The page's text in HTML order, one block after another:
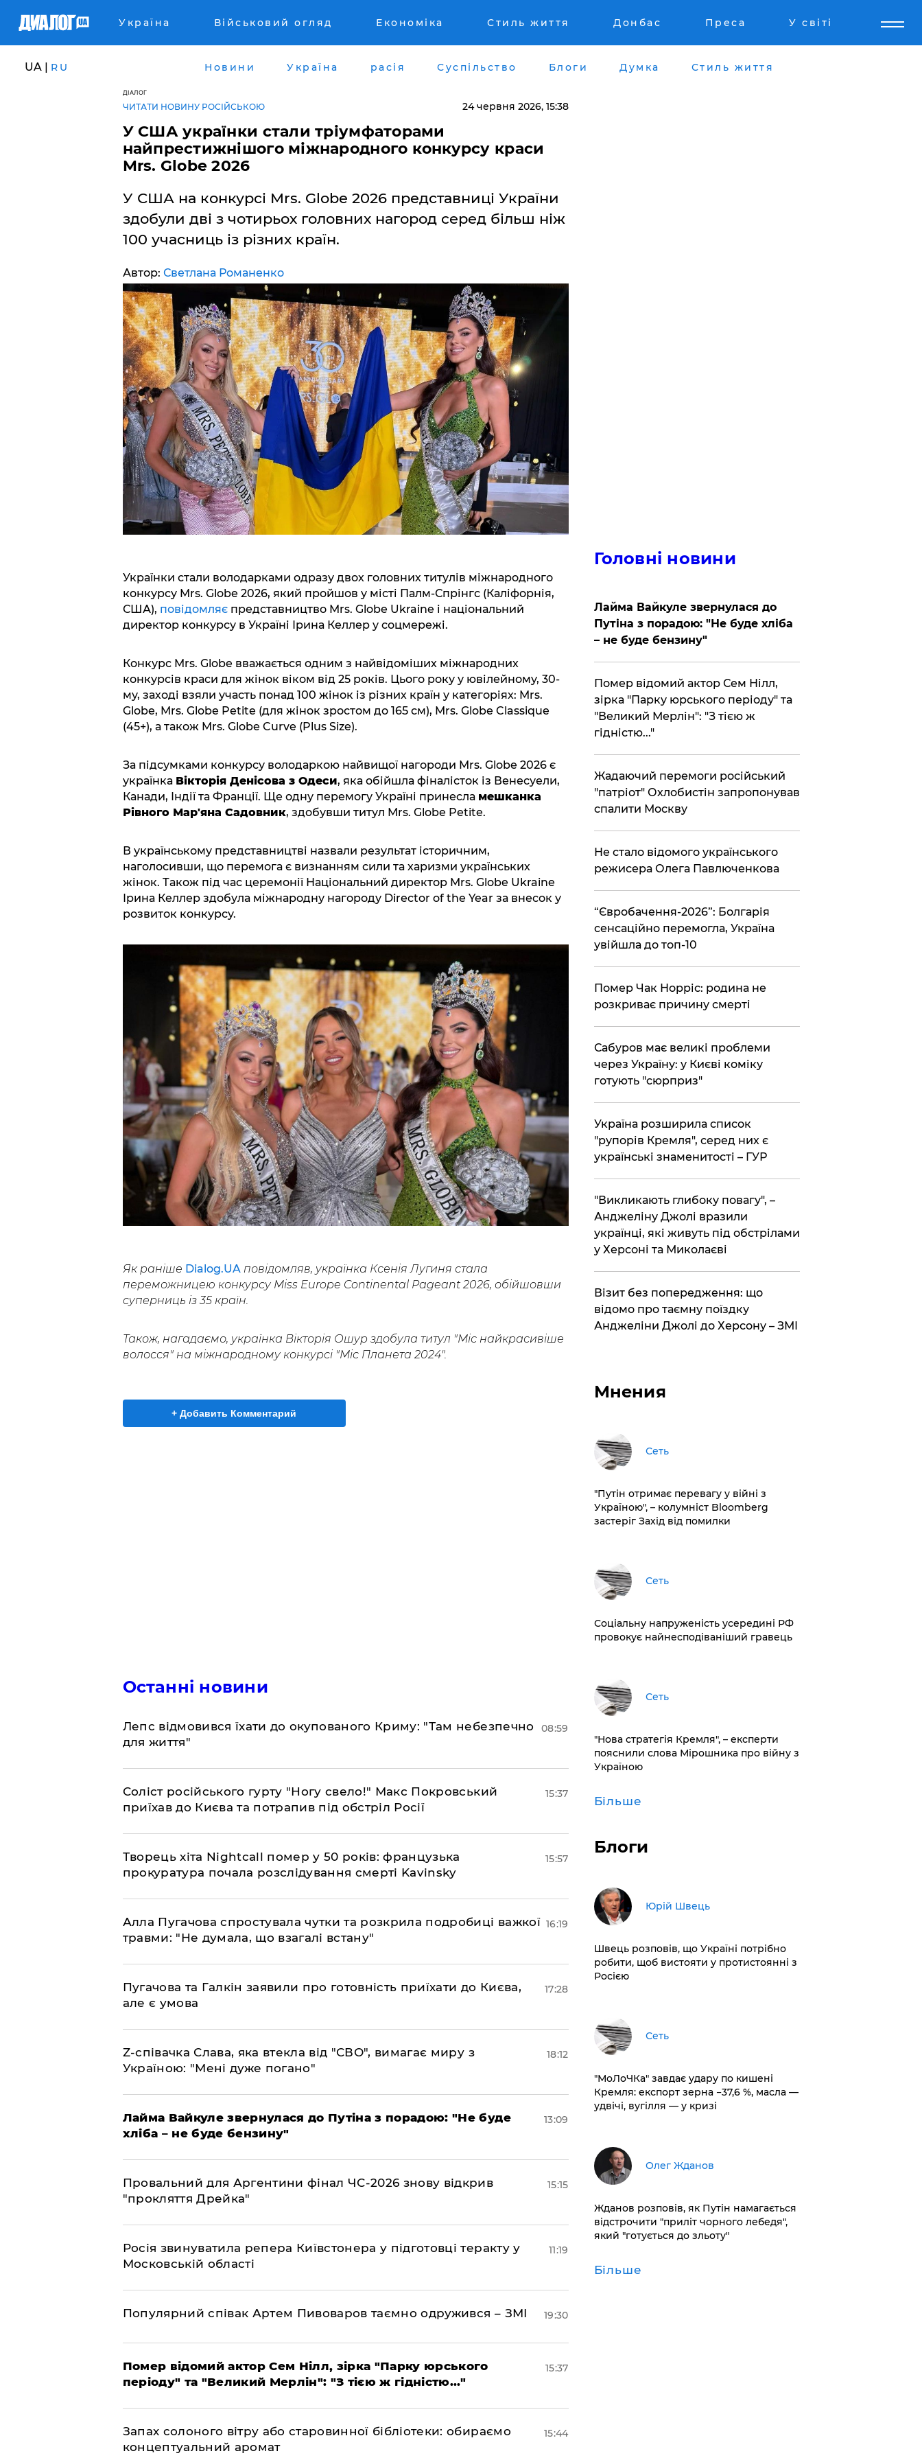
Україна Військовий огляд Економіка Стиль життя Донбас Преса У світі
UA | RU Новини Україна расія Суспільство Блоги Думка Стиль життя
ДІАЛОГ
ЧИТАТИ НОВИНУ РОСІЙСЬКОЮ 24 червня 2026, 15:38
У США українки стали тріумфаторами
найпрестижнішого міжнародного конкурсу краси
Mrs. Globe 2026
У США на конкурсі Mrs. Globe 2026 представниці України
здобули дві з чотирьох головних нагород серед більш ніж
100 учасниць із різних країн.
Автор: Светлана Романенко
Українки стали володарками одразу двох головних титулів міжнародного
конкурсу Mrs. Globe 2026, який пройшов у місті Палм-Спрінгс (Каліфорнія,
США), повідомляєпредставництво Mrs. Globe Ukraine і національний
директор конкурсу в Україні Ірина Келлер у соцмережі.
Конкурс Mrs. Globe вважається одним з найвідоміших міжнародних
конкурсів краси для жінок віком від 25 років. Цього року у ювілейному, 30-
му, заході взяли участь понад 100 жінок із різних країн у категоріях: Mrs.
Globe, Mrs. Globe Petite (для жінок зростом до 165 см), Mrs. Globe Classique
(45+), а також Mrs. Globe Curve (Plus Size).
За підсумками конкурсу володаркою найвищої нагороди Mrs. Globe 2026 є
українка Вікторія Денісова з Одеси, яка обійшла фіналісток із Венесуели,
Канади, Індії та Франції. Ще одну перемогу Україні принесла мешканка
Рівного Мар'яна Садовник, здобувши титул Mrs. Globe Petite.
В українському представництві назвали результат історичним,
наголосивши, що перемога є визнанням сили та харизми українських
жінок. Також під час церемонії Національний директор Mrs. Globe Ukraine
Ірина Келлер здобула міжнародну нагороду Director of the Year за внесок у
розвиток конкурсу.
Як раніше Dialog.UAповідомляв, українка Ксенія Лугиня стала
переможницею конкурсу Miss Europe Continental Pageant 2026, обійшовши
суперниць із 35 країн.
Також, нагадаємо, українка Вікторія Ошур здобула титул "Міс найкрасивіше
волосся" на міжнародному конкурсі "Міс Планета 2024".
+ Добавить Комментарий
Останні новини
Лепс відмовився їхати до окупованого Криму: "Там небезпечно
для життя"
08:59
Соліст російського гурту "Ногу свело!" Макс Покровський
приїхав до Києва та потрапив під обстріл Росії
15:37
Творець хіта Nightcall помер у 50 років: французька
прокуратура почала розслідування смерті Kavinsky
15:57
Алла Пугачова спростувала чутки та розкрила подробиці важкої
травми: "Не думала, що взагалі встану"
16:19
​Пугачова та Галкін заявили про готовність приїхати до Києва,
але є умова
17:28
​Z-співачка Слава, яка втекла від "СВО", вимагає миру з
Україною: "Мені дуже погано"
18:12
Лайма Вайкуле звернулася до Путіна з порадою: "Не буде
хліба – не буде бензину"
13:09
Провальний для Аргентини фінал ЧС-2026 знову відкрив
"прокляття Дрейка"
15:15
Росія звинуватила репера Київстонера у підготовці теракту у
Московській області
11:19
Популярний співак Артем Пивоваров таємно одружився – ЗМІ 19:30
Помер відомий актор Сем Нілл, зірка "Парку юрського
періоду" та "Великий Мерлін": "З тією ж гідністю..."
15:37
Запах солоного вітру або старовинної бібліотеки: обираємо
концептуальний аромат
15:44
Головні новини
Лайма Вайкуле звернулася до
Путіна з порадою: "Не буде хліба
– не буде бензину"
Помер відомий актор Сем Нілл,
зірка "Парку юрського періоду" та
"Великий Мерлін": "З тією ж
гідністю..."
Жадаючий перемоги російський
"патріот" Охлобистін запропонував
спалити Москву
​Не стало відомого українського
режисера Олега Павлюченкова
​“Євробачення-2026”: Болгарія
сенсаційно перемогла, Україна
увійшла до топ-10
Помер Чак Норріс: родина не
розкриває причину смерті
Сабуров має великі проблеми
через Україну: у Києві коміку
готують "сюрприз"
Україна розширила список
"рупорів Кремля", серед них є
українські знаменитості – ГУР
"Викликають глибоку повагу", –
Анджеліну Джолі вразили
українці, які живуть під обстрілами
у Херсоні та Миколаєві
Візит без попередження: що
відомо про таємну поїздку
Анджеліни Джолі до Херсону – ЗМІ
Мнения
Сеть
"Путін отримає перевагу у війні з
Україною", – колумніст Bloomberg
застеріг Захід від помилки
Сеть
Соціальну напруженість усередині РФ
провокує найнесподіваніший гравець
Сеть
"Нова стратегія Кремля", – експерти
пояснили слова Мірошника про війну з
Україною
Більше
Блоги
Юрій Швець
Швець розповів, що Україні потрібно
робити, щоб вистояти у протистоянні з
Росією
Сеть
​"МоЛоЧКа" завдає удару по кишені
Кремля: експорт зерна −37,6 %, масла —
удвічі, вугілля — у кризі
Олег Жданов
Жданов розповів, як Путін намагається
відстрочити "приліт чорного лебедя",
який "готується до зльоту"
Більше